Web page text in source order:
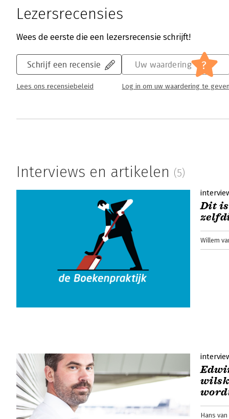
werking van wilskracht. De auteur heeft
onderwerp op ongekend niveau uit te diepen.
Lees verder
Lezersrecensies
Wees de eerste die een lezersrecensie schrijft!
Schrijf een recensie
Lees ons recensiebeleid
Uw waardering ?
Log in om uw waardering te geven
Interviews en artikelen (5)
Dit
Willem
Hans